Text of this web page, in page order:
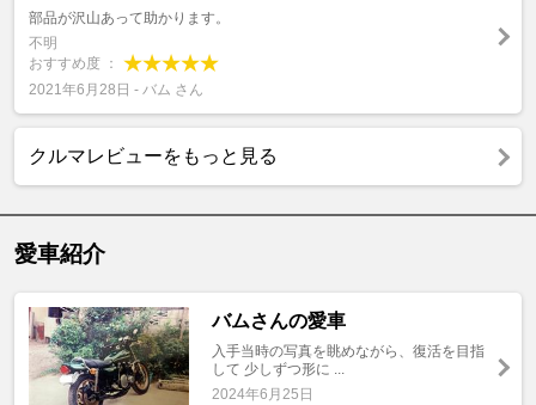
部品が沢山あって助かります。
不明
おすすめ度 ：
2021年6月28日 - バム さん
クルマレビューをもっと見る
愛車紹介
バムさんの愛車
入手当時の写真を眺めながら、復活を目指
して 少しずつ形に ...
2024年6月25日